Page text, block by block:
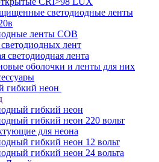
светодиодные ленты
ленты COB
лент
светодиодная лента
оболочки и ленты для них
гибкий неон
гибкий неон
гибкий неон 220 вольт
для неона
гибкий неон 12 вольт
гибкий неон 24 вольта